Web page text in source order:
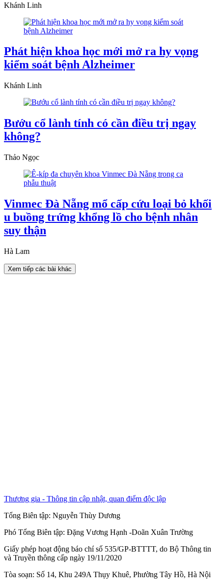
Khánh Linh
Phát hiện khoa học mới mở ra hy vọng
kiểm soát bệnh Alzheimer
Khánh Linh
Bướu cổ lành tính có cần điều trị ngay
không?
Thảo Ngọc
Vinmec Đà Nẵng mổ cấp cứu loại bỏ khối
u buồng trứng khổng lồ cho bệnh nhân
suy thận
Hà Lam
Xem tiếp các bài khác
Thương gia - Thông tin cập nhật, quan điểm độc lập
Tổng Biên tập: Nguyễn Thùy Dương
Phó Tổng Biên tập: Đặng Vương Hạnh -Doãn Xuân Trường
Giấy phép hoạt động báo chí số 535/GP-BTTTT, do Bộ Thông tin
và Truyền thông cấp ngày 19/11/2020
Tòa soạn: Số 14, Khu 249A Thụy Khuê, Phường Tây Hồ, Hà Nội